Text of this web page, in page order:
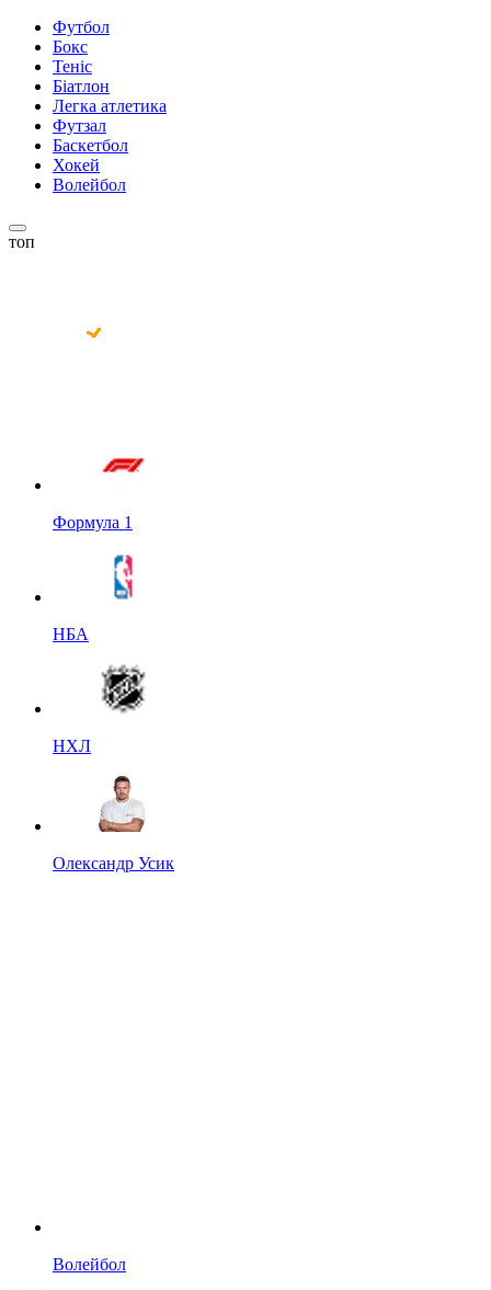
Футбол
Бокс
Теніс
Біатлон
Легка атлетика
Футзал
Баскетбол
Хокей
Волейбол
топ
Формула 1
НБА
НХЛ
Олександр Усик
Волейбол